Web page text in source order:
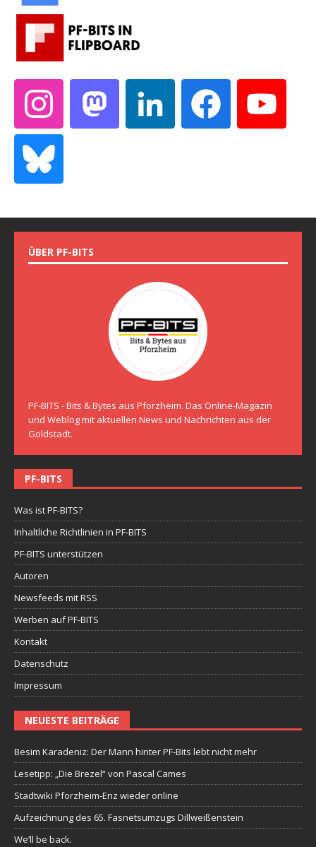
ÜBER PF-BITS
PF-BITS - Bits & Bytes aus Pforzheim. Das Online-Magazin
und Weblog mit aktuellen News und Nachrichten aus der
Goldstadt.
PF-BITS
Was ist PF-BITS?
Inhaltliche Richtlinien in PF-BITS
PF-BITS unterstützen
Autoren
Newsfeeds mit RSS
Werben auf PF-BITS
Kontakt
Datenschutz
Impressum
NEUESTE BEITRÄGE
Besim Karadeniz: Der Mann hinter PF-Bits lebt nicht mehr
Lesetipp: „Die Brezel“ von Pascal Cames
Stadtwiki Pforzheim-Enz wieder online
Aufzeichnung des 65. Fasnetsumzugs Dillweißenstein
We’ll be back.